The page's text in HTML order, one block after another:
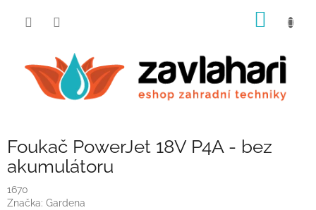
Foukač PowerJet 18V P4A - bez
akumulátoru
1670
Značka: Gardena